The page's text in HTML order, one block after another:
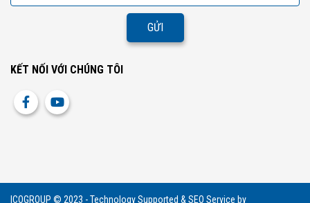
KẾT NỐI VỚI CHÚNG TÔI
ICOGROUP © 2023 - Technology Supported & SEO Service by